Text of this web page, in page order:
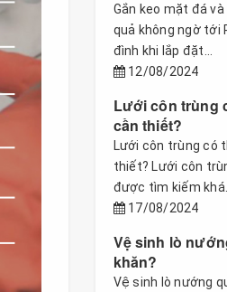
Gắn keo mặt đá
quả không ngờ tới
đình khi lắp đặt...
12/08/2024
Lưới côn trùng
cần thiết?
Lưới côn trùng có
thiết? Lưới côn
được tìm kiếm khá...
17/08/2024
Vệ sinh lò
khăn?
Vệ sinh lò nướng